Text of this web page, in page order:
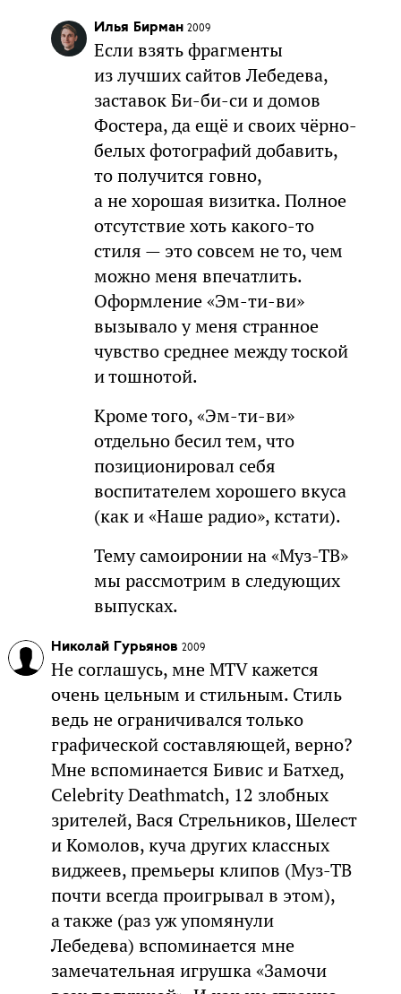
Илья Бирман 2009
Если взять фрагменты
из лучших сайтов Лебедева,
заставок Би-би-си и домов
Фостера, да ещё и своих чёрно-
белых фотографий добавить,
то получится говно,
а не хорошая визитка. Полное
отсутствие хоть какого-то
стиля — это совсем не то, чем
можно меня впечатлить.
Оформление «Эм-ти-ви»
вызывало у меня странное
чувство среднее между тоской
и тошнотой.
Кроме того, «Эм-ти-ви»
отдельно бесил тем, что
позиционировал себя
воспитателем хорошего вкуса
(как и «Наше радио», кстати).
Тему самоиронии на «Муз-ТВ»
мы рассмотрим в следующих
выпусках.
Николай Гурьянов 2009
Не соглашусь, мне MTV кажется
очень цельным и стильным. Стиль
ведь не ограничивался только
графической составляющей, верно?
Мне вспоминается Бивис и Батхед,
Celebrity Deathmatch, 12 злобных
зрителей, Вася Стрельников, Шелест
и Комолов, куча других классных
виджеев, премьеры клипов (Муз-ТВ
почти всегда проигрывал в этом),
а также (раз уж упомянули
Лебедева) вспоминается мне
замечательная игрушка «Замочи